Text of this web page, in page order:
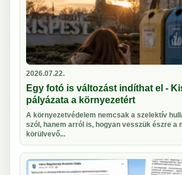
2026.07.22.
Egy fotó is változást indíthat el -
pályázata a környezetért
A környezetvédelem nemcsak a szelektív
szól, hanem arról is, hogyan vesszük észre a
körülvevő...